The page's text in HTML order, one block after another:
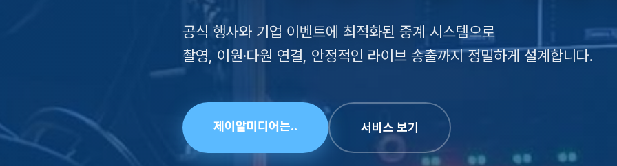
공식 행사와 기업 이벤트에 최적화된 중계 시스템으로
촬영, 이원·다원 연결, 안정적인 라이브 송출까지 정밀하게 설계합니다.
제이알미디어는.. 서비스 보기